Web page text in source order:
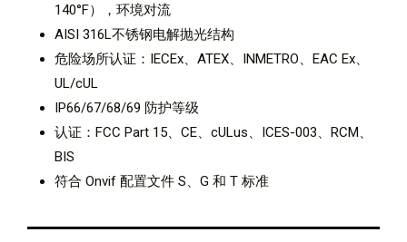
140°F），环境对流
AISI 316L不锈钢电解抛光结构
危险场所认证：IECEx、ATEX、INMETRO、EAC Ex、
UL/cUL
IP66/67/68/69 防护等级
认证：FCC Part 15、CE、cULus、ICES-003、RCM、
BIS
符合 Onvif 配置文件 S、G 和 T 标准